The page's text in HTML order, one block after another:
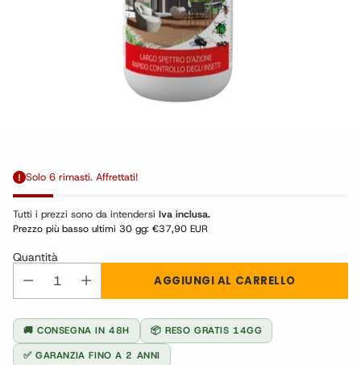
Solo 6 rimasti. Affrettati!
Tutti i prezzi sono da intendersi Iva inclusa.
Prezzo più basso ultimi 30 gg: €37,90 EUR
Quantità
AGGIUNGI AL CARRELLO
🚚 CONSEGNA IN 48H
📦 RESO GRATIS 14GG
✅ GARANZIA FINO A 2 ANNI